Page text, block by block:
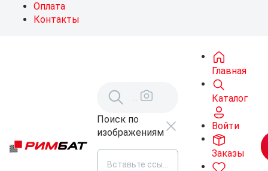
Оплата
Контакты
Поиск по
изображениям
Главная
Каталог
Войти
Заказы